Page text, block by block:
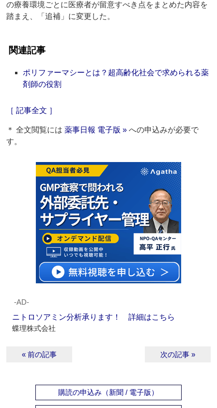
の療養環境ごとに医療者が留意すべき点をまとめた内容を
踏まえ、「追補」に変更した。
関連記事
ポリファーマシーとは？超高齢化社会で求められる薬
剤師の役割
［ 記事全文 ］
＊ 全文閲覧には薬事日報 電子版 » への申込みが必要で
す。
‐AD‐
ニトロソアミン分析承ります！ 詳細はこちら
蝶理株式会社
« 前の記事 次の記事 »
購読の申込み（新聞 / 電子版）